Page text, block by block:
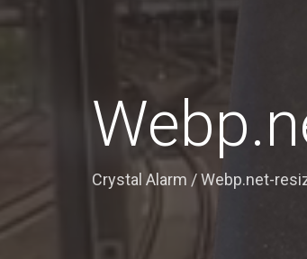
Crystal Alarm /Webp.net-